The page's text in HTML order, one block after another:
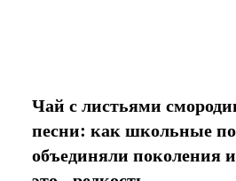
Чай с листьями
песни: как школьные
объединяли поколения